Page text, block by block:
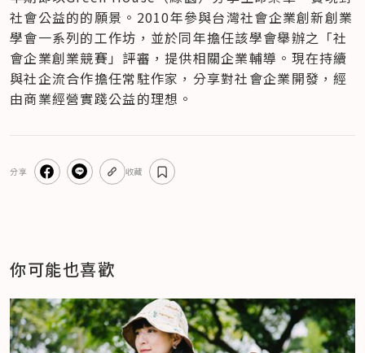
社會公益的的願景。2010年參與台灣社會企業創新創業
學會一系列的工作坊，並於同年擔任該學會舉辦之「社
會企業創業競賽」評審，提供相關企業輔導。現在持續
與社企流合作擔任常駐作家，分享對社會企業開發，經
由商業經營實踐公益的理想。
分享 收藏
你可能也喜歡